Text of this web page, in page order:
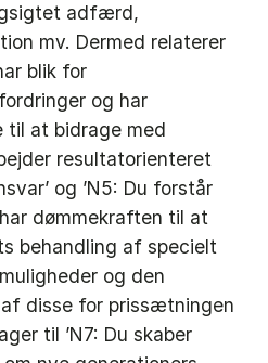
adfærd,
mv. Dermed relaterer
blik for
og har
at bidrage med
resultatorienteret
og ’N5: Du forstår
dømmekraften til at
behandling af specielt
og den
disse for prissætningen
til ’N7: Du skaber